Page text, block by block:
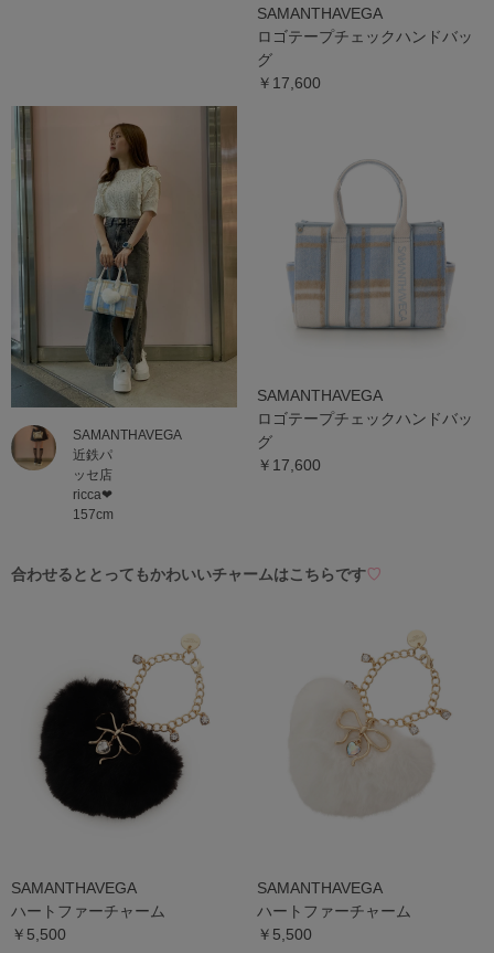
SAMANTHAVEGA
ロゴテープチェックハンドバッ
グ
￥17,600
SAMANTHAVEGA
近鉄パ
ッセ店
ricca❤︎
157cm
SAMANTHAVEGA
ロゴテープチェックハンドバッ
グ
￥17,600
合わせるととってもかわいいチャームはこちらです♡
SAMANTHAVEGA
ハートファーチャーム
￥5,500
SAMANTHAVEGA
ハートファーチャーム
￥5,500